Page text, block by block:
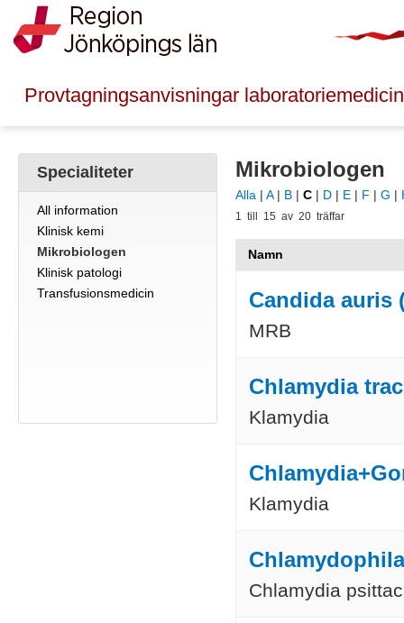
Provtagningsanvisningar laboratoriemedicin
Specialiteter
All information
Klinisk kemi
Mikrobiologen
Klinisk patologi
Transfusionsmedicin
Mikrobiologen
Alla | A| B| C| D| E| F | G |
1 till 15 av 20 träffar
Namn
Candida auris
MRB
Chlamydia
Klamydia
Klamydia
Chlamydia